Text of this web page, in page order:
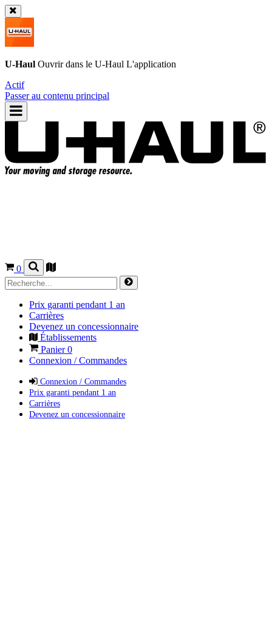
U-Haul Ouvrir dans le U-Haul L'application
Actif
Passer au contenu principal
0
Prix garanti pendant 1 an
Carrières
Devenez un concessionnaire
Établissements
Panier0
Connexion / Commandes
Connexion / Commandes
Prix garanti pendant 1 an
Carrières
Devenez un concessionnaire